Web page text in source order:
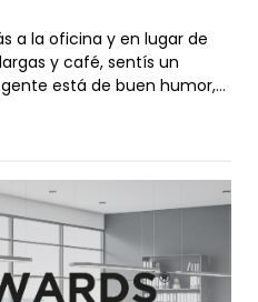
a la oficina y en lugar de
y café, sentís un
está de buen humor,
empresas que